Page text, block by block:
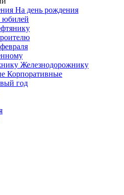
На день рождения
юбилей
Железнодорожнику
Корпоративные
год